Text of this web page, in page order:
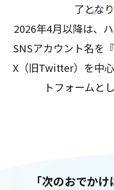
了とな
2026年4月以降は、
SNSアカウント名を
X（旧Twitter）を中
トフォームと
「次のおでかけ